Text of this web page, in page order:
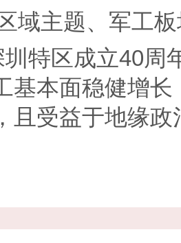
域主题、军工
特区成立40周
基本面稳健增
且受益于地缘